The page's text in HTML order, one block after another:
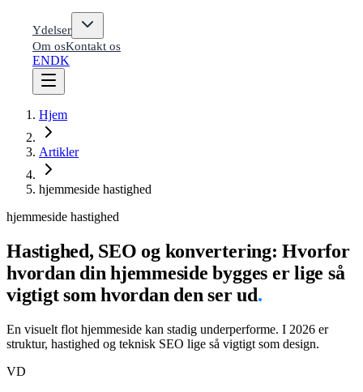
Ydelser
Om osKontakt os
ENDK
Hjem
Artikler
hjemmeside hastighed
hjemmeside hastighed
Hastighed, SEO og konvertering: Hvorfor
hvordan din hjemmeside bygges er lige så
vigtigt som hvordan den ser ud.
En visuelt flot hjemmeside kan stadig underperforme. I 2026 er
struktur, hastighed og teknisk SEO lige så vigtigt som design.
VD